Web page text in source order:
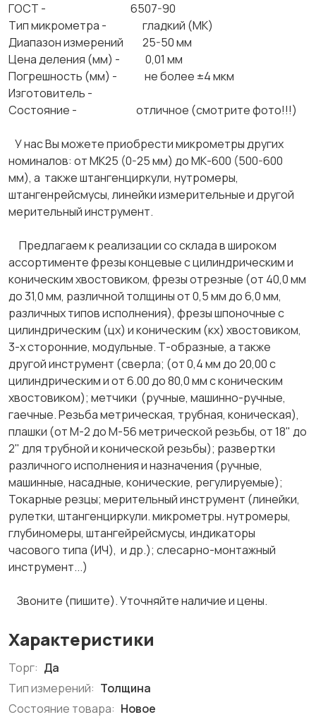
ГОСТ - 6507-90
Тип микрометра - гладкий (МК)
Диапазон измерений 25-50 мм
Цена деления (мм) - 0,01 мм
Погрешность (мм) - не более ±4 мкм
Изготовитель -
Состояние - отличное (смотрите фото!!!)
У нас Вы можете приобрести микрометры других
номиналов: от МК25 (0-25 мм) до МК-600 (500-600
мм), а также штангенциркули, нутромеры,
штангенрейсмусы, линейки измерительные и другой
мерительный инструмент.
Предлагаем к реализации со склада в широком
ассортименте фрезы концевые с цилиндрическим и
коническим хвостовиком, фрезы отрезные (от 40,0 мм
до 31,0 мм, различной толщины от 0,5 мм до 6,0 мм,
различных типов исполнения), фрезы шпоночные с
цилиндрическим (цх) и коническим (кх) хвостовиком,
3-х сторонние, модульные. Т-образные, а также
другой инструмент (сверла; (от 0,4 мм до 20,00 с
цилиндрическим и от 6.00 до 80,0 мм с коническим
хвостовиком); метчики (ручные, машинно-ручные,
гаечные. Резьба метрическая, трубная, коническая),
плашки (от М-2 до М-56 метрической резьбы, от 18" до
2" для трубной и конической резьбы); развертки
различного исполнения и назначения (ручные,
машинные, насадные, конические, регулируемые);
Токарные резцы; мерительный инструмент (линейки,
рулетки, штангенциркули. микрометры. нутромеры,
глубиномеры, штангейрейсмусы, индикаторы
часового типа (ИЧ), и др.); слесарно-монтажный
инструмент...)
Звоните (пишите). Уточняйте наличие и цены.
Характеристики
Торг: Да
Тип измерений: Толщина
Состояние товара: Новое